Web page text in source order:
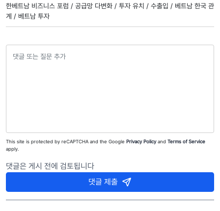
한베트남 비즈니스 포럼 / 공급망 다변화 / 투자 유치 / 수출입 / 베트남 한국 관
계 / 베트남 투자
This site is protected by reCAPTCHA and the Google Privacy Policyand Terms of Service
apply.
댓글은 게시 전에 검토됩니다
댓글 제출